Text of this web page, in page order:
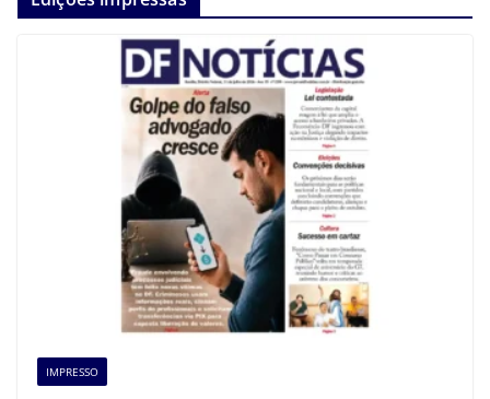
IMPRESSO